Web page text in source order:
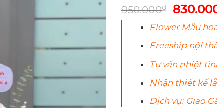
950.000₫ Giá
gốc
là:
Flower Mẫu
Freeship nội
Tư vấn nhiệt
Nhận thiết kế
Dịch vụ: Giao